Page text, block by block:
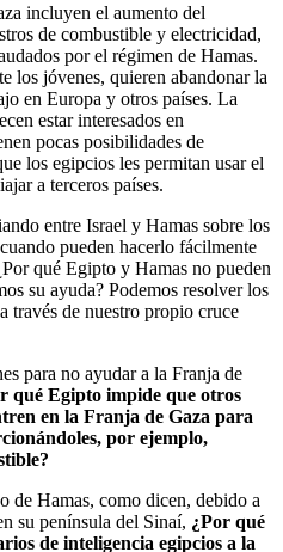
incluyen el aumento del
de combustible y electricidad,
por el régimen de Hamas.
los jóvenes, quieren abandonar la
en Europa y otros países. La
estar interesados ​​en
pocas posibilidades de
los egipcios les permitan usar el
a terceros países.
entre Israel y Hamas sobre los
pueden hacerlo fácilmente
qué Egipto y Hamas no pueden
su ayuda? Podemos resolver los
través de nuestro propio cruce
para no ayudar a la Franja de
qué Egipto impide que otros
en la Franja de Gaza para
por ejemplo,
de Hamas, como dicen, debido a
su península del Sinaí, ¿Por qué
de inteligencia egipcios a la